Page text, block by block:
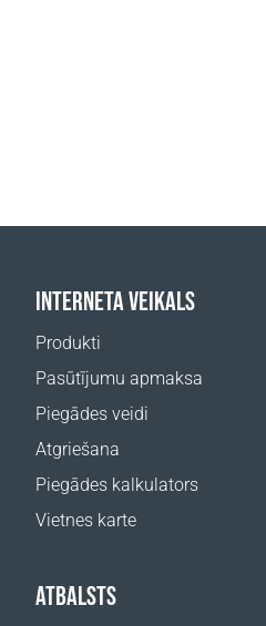
INTERNETA VEIKALS
Produkti
Pasūtījumu apmaksa
Piegādes veidi
Atgriešana
Piegādes kalkulators
Vietnes karte
ATBALSTS